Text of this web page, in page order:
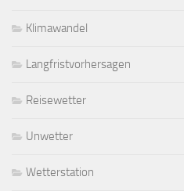
Klimawandel
Langfristvorhersagen
Reisewetter
Unwetter
Wetterstation